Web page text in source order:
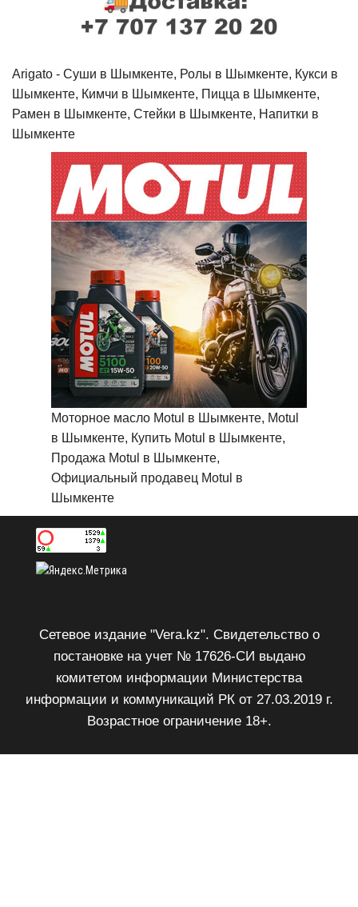
Arigato - Cуши в Шымкенте, Ролы в Шымкенте, Кукси в
Шымкенте, Кимчи в Шымкенте, Пицца в Шымкенте,
Рамен в Шымкенте, Стейки в Шымкенте, Напитки в
Шымкенте
Моторное масло Motul в Шымкенте, Motul
в Шымкенте, Купить Motul в Шымкенте,
Продажа Motul в Шымкенте,
Официальный продавец Motul в
Шымкенте
Сетевое издание "Vera.kz". Свидетельство о
постановке на учет № 17626-СИ выдано
комитетом информации Министерства
информации и коммуникаций РК от 27.03.2019 г.
Возрастное ограничение 18+.